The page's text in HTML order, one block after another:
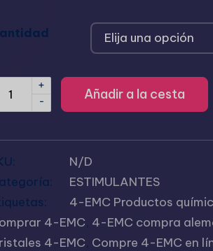
-
+
Añadir a la cesta
N/D
ESTIMULANTES
4-EMC Productos
4-EMC, 4-EMC compra
4-EMC, Compre 4-EMC en